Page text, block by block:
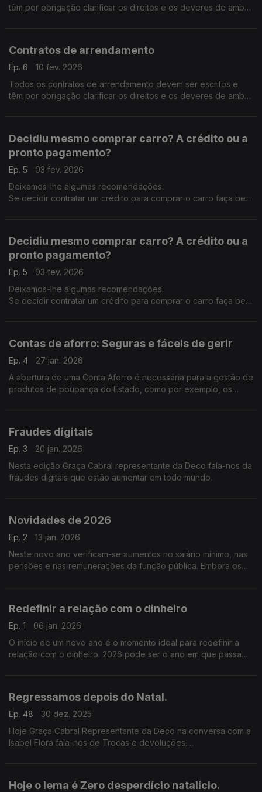
têm por obrigação clarificar os direitos e os deveres de ambas
Contratos de arrendamento
Ep. 6
10 fev. 2026
Todos os contratos de arrendamento devem ser escritos e
têm por obrigação clarificar os direitos e os deveres de ambas
arrendamento é um passo vital para o consumidor: informe-se
Decidiu mesmo comprar carro? A crédito ou a
pronto pagamento?
Ep. 5
03 fev. 2026
Deixamos-lhe algumas recomendações.
Se decidir contratar um crédito para comprar o carro faça bem
Decidiu mesmo comprar carro? A crédito ou a
pronto pagamento?
Ep. 5
03 fev. 2026
Deixamos-lhe algumas recomendações.
Se decidir contratar um crédito para comprar o carro faça bem
Contas de aforro: Seguras e fáceis de gerir
Ep. 4
27 jan. 2026
A abertura de uma Conta Aforro é necessária para a gestão de
produtos de poupança do Estado, como por exemplo, os
Fraudes digitais
Ep. 3
20 jan. 2026
Nesta edição Graça Cabral representante da Deco fala-nos da
fraudes digitais que estão aumentar em todo mundo.
Novidades de 2026
Ep. 2
13 jan. 2026
Neste novo ano verificam-se aumentos no salário mínimo, nas
pensões e nas remunerações da função pública. Embora os
Redefinir a relação com o dinheiro
Ep. 1
06 jan. 2026
O início de um novo ano é o momento ideal para redefinir a
relação com o dinheiro. 2026 pode ser o ano em que passa
Regressamos depois do Natal.
Ep. 48
30 dez. 2025
Hoje Graça Cabral Representante da Deco na conversa com a
Isabel Flora fala-nos de Trocas e devoluções.
Hoje o lema é Zero desperdício natalício.